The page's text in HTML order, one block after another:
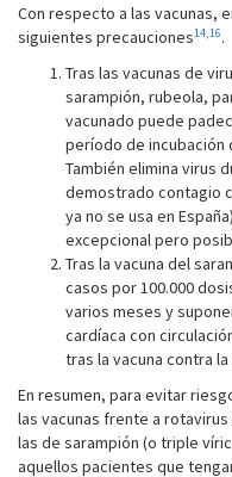
Con respecto a las vacunas,
siguientes precauciones14,16.
Tras las vacunas de
sarampión, rubeola,
vacunado puede
período de incubación
También elimina virus
demostrado contagio
ya no se usa en
excepcional pero
Tras la vacuna del
casos por 100.000
varios meses y
cardíaca con
tras la vacuna contra
En resumen, para evitar
las vacunas frente a
las de sarampión (o triple
aquellos pacientes que